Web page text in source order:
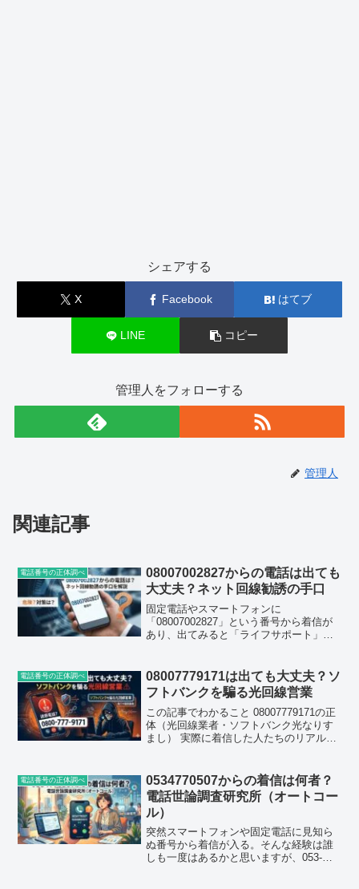
シェアする
X Facebook はてブ
LINE コピー
管理人をフォローする
管理人
関連記事
電話番号の正体調べ
08007002827からの電話は出ても
大丈夫？ネット回線勧誘の手口
固定電話やスマートフォンに
「08007002827」という番号から着信が
あり、出てみると「ライフサポート」と
な経験をされた方が増えています。結論
からお伝えすると、この番...
電話番号の正体調べ
08007779171は出ても大丈夫？ソ
フトバンクを騙る光回線営業
この記事でわかること 08007779171の正
体（光回線業者・ソフトバンク光なりす
まし） 実際に着信した人たちのリアルな
の意味と危険性 着信拒否・ブロックの具
体的...
電話番号の正体調べ
0534770507からの着信は何者？
電話世論調査研究所（オートコー
ル）
突然スマートフォンや固定電話に見知ら
ぬ番号から着信が入る。そんな経験は誰
しも一度はあるかと思いますが、053-